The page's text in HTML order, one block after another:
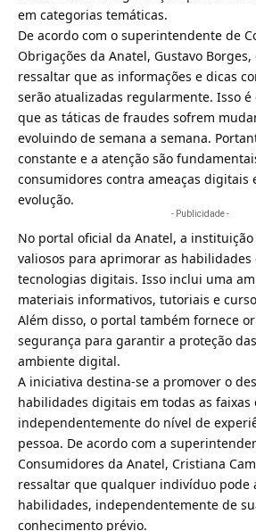
em categorias temáticas.
De acordo com o superintendente de
Obrigações da Anatel, Gustavo
ressaltar que as informações e dicas
serão atualizadas regularmente. Isso é
que as táticas de fraudes sofrem
evoluindo de semana a semana.
constante e a atenção são
consumidores contra ameaças digitais
evolução.
- Publicidade -
No portal oficial da Anatel, a
valiosos para aprimorar as habilidades
tecnologias digitais. Isso inclui uma
materiais informativos, tutoriais e
Além disso, o portal também fornece
segurança para garantir a proteção
ambiente digital.
A iniciativa destina-se a promover o
habilidades digitais em todas as faixas
independentemente do nível de
pessoa. De acordo com a
Consumidores da Anatel, Cristiana
ressaltar que qualquer indivíduo pode
habilidades, independentemente de
conhecimento prévio.